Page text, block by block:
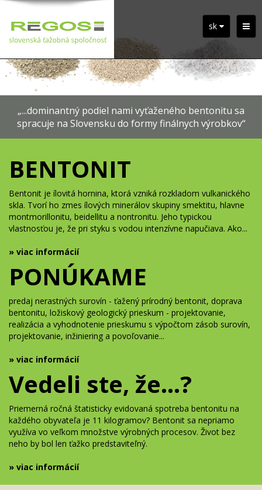
sk
„...dominantný podiel nami vyťaženého bentonitu sa
spracuje na Slovensku do formy finálnych výrobkov“
BENTONIT
Bentonit je ílovitá hornina, ktorá vzniká rozkladom vulkanického
skla. Tvorí ho zmes ílových minerálov skupiny smektitu, hlavne
montmorillonitu, beidellitu a nontronitu. Jeho typickou
vlastnosťou je, že pri styku s vodou intenzívne napučiava. Ako...
» viac informácií
PONÚKAME
predaj nerastných surovín - ťažený prírodný bentonit, doprava
bentonitu, ložiskový geologický prieskum - projektovanie,
realizácia a vyhodnotenie prieskumu s výpočtom zásob surovín,
projektovanie, inžiniering a povoľovanie...
» viac informácií
Vedeli ste, že...?
Priemerná ročná štatisticky evidovaná spotreba bentonitu na
každého obyvateľa je 11 kilogramov? Bentonit sa nepriamo
využíva vo veľkom množstve výrobných procesov. Život bez
neho by bol len ťažko predstaviteľný.
» viac informácií